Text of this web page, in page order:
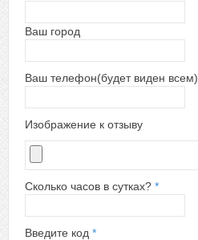
Ваш город
Ваш телефон(будет виден всем)
Изображение к отзыву
Сколько часов в сутках? *
Введите код *